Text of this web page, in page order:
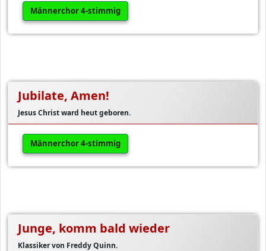
Männerchor 4-stimmig
Jubilate, Amen!
Jesus Christ ward heut geboren.
Männerchor 4-stimmig
Junge, komm bald wieder
Klassiker von Freddy Quinn.